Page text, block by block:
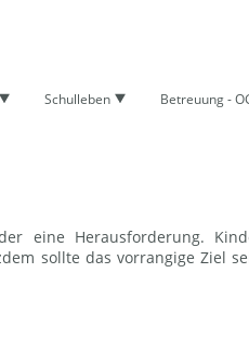
Schulleben Betreuung -
eine Herausforderung.
sollte das vorrangige Ziel